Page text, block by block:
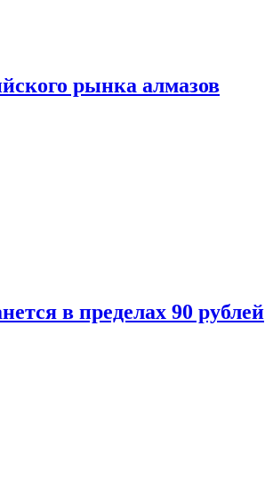
рынка алмазов
в пределах 90 рублей